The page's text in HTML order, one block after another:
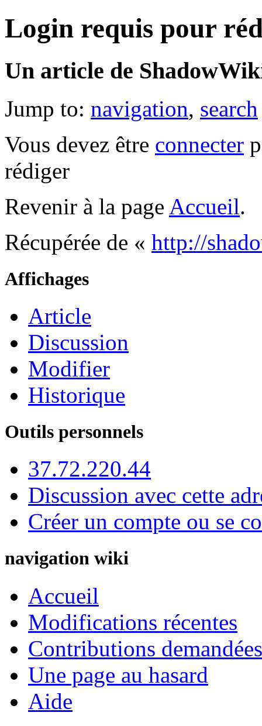
Login requis pour
Un article de
Jump to: navigation, search
Vous devez être connecter
rédiger
Revenir à la page Accueil.
Récupérée de « http://
Affichages
Article
Discussion
Modifier
Historique
Outils personnels
37.72.220.44
Discussion avec cette
Créer un compte ou se
navigation wiki
Accueil
Modifications récentes
Contributions
Une page au hasard
Aide